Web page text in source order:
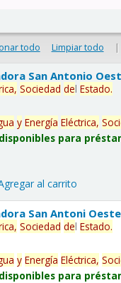
todo Limpiar todo |
San Antonio
Sociedad delEstado.
y Energía Eléctrica,
para
al carrito
San Antoni
Sociedad delEstado.
y Energía Eléctrica,
para